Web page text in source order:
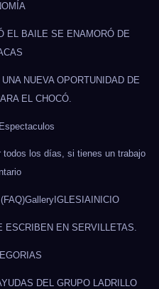
EL BAILE SE ENAMORÓ DE
NUEVA OPORTUNIDAD DE
EL CHOCÓ.
Espectaculos
los días, si tienes un trabajo
GalleryIGLESIAINICIO
ESCRIBEN EN SERVILLETAS.
DEL GRUPO LADRILLO